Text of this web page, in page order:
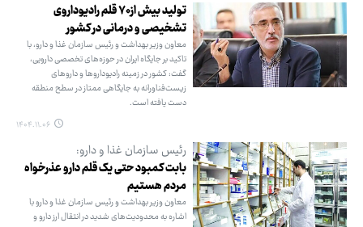
تولید بیش از ۷۰ قلم رادیوداروی
تشخیصی و درمانی در کشور
معاون وزیر بهداشت و رئیس سازمان غذا و دارو، با
تاکید بر جایگاه ایران در حوزه‌های تخصصی دارویی،
گفت: کشور در زمینه رادیوداروها و داروهای
زیست‌فناورانه به جایگاهی ممتاز در سطح منطقه
دست یافته است.
۱۴۰۴.۱۱.۰۶
رئیس سازمان غذا و دارو:
بابت کمبود حتی یک قلم دارو عذرخواه
مردم هستیم
معاون وزیر بهداشت و رئیس سازمان غذا و دارو با
اشاره به محدودیت‌های شدید در انتقال ارز دارو و